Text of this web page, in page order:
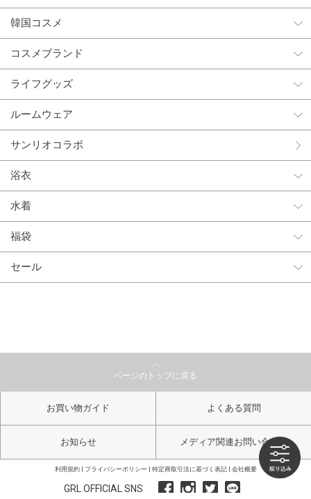
韓国コスメ
コスメブランド
ライフグッズ
ルームウェア
サンリオコラボ
浴衣
水着
福袋
セール
ページのトップに戻る
お買い物ガイド よくある質問
お知らせ メディア関連お問い合わせ
利用規約 プライバシーポリシー 特定商取引法に基づく表記 会社概要
GRL OFFICIAL SNS